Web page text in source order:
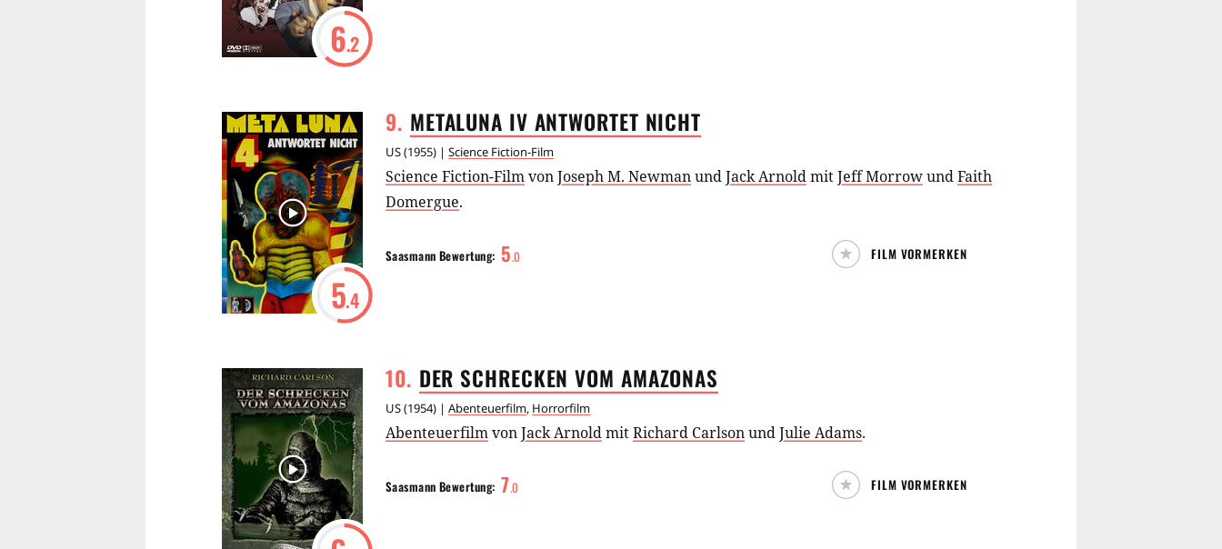
6.2
9. METALUNA IV ANTWORTET NICHT
US(1955) | Science Fiction-Film
5.4
Science Fiction-FilmvonJoseph M. NewmanundJack ArnoldmitJeff MorrowundFaith
Domergue.
Saasmann Bewertung: 5.0 FILM VORMERKEN
10. DER SCHRECKEN VOM AMAZONAS
US(1954) | Abenteuerfilm, Horrorfilm
AbenteuerfilmvonJack ArnoldmitRichard CarlsonundJulie Adams.
Saasmann Bewertung: 7.0 FILM VORMERKEN